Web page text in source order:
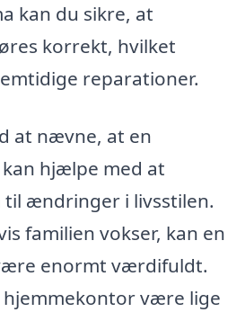
kan du sikre, at
korrekt, hvilket
reparationer.
at nævne, at en
hjælpe med at
til ændringer i livsstilen.
familien vokser, kan en
enormt værdifuldt.
hjemmekontor være lige